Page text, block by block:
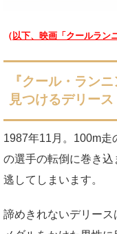
（ 以下、映画「クールラン
『クール・ラン
見つけるデリース
1987年11月。100m走
の選手の転倒に巻き
逃してしまいます。
諦めきれないデリー